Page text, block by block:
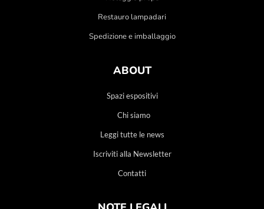
Restauro lampadari
Spedizione e imballaggio
ABOUT
Spazi espositivi
Chi siamo
Leggi tutte le news
Iscriviti alla Newsletter
Contatti